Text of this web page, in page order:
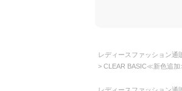
レディースファッション通
CLEAR BASIC≪新色追